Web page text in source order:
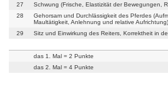
27
Schwung (Frische, Elastizität der Bewegungen,
28
Gehorsam und Durchlässigkeit des Pferdes
Maultätigkeit, Anlehnung und relative Aufrichtung)
29
Sitz und Einwirkung des Reiters, Korrektheit in
das 1. Mal = 2 Punkte
das 2. Mal = 4 Punkte